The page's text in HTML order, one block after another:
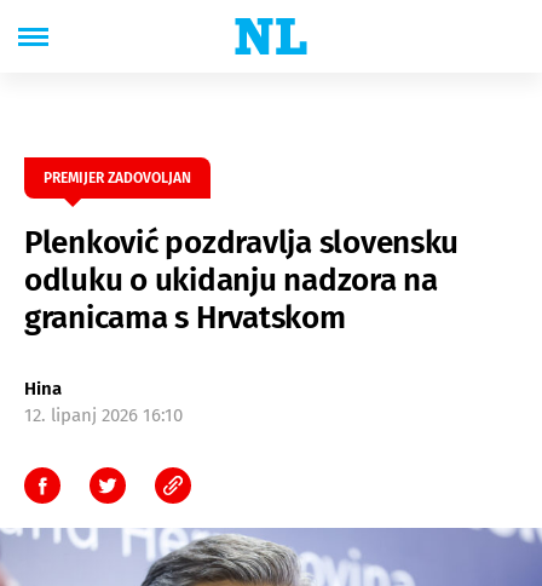
PREMIJER ZADOVOLJAN
Plenković pozdravlja slovensku
odluku o ukidanju nadzora na
granicama s Hrvatskom
Hina
12. lipanj 2026 16:10